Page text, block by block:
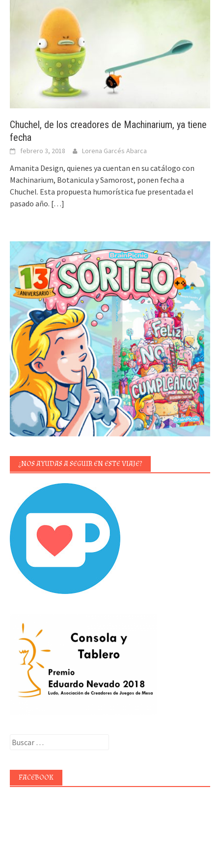
Chuchel, de los creadores de Machinarium, ya tiene
fecha
febrero 3, 2018 Lorena Garcés Abarca
Amanita Design, quienes ya cuentan en su catálogo con
Machinarium, Botanicula y Samorost, ponen fecha a
Chuchel. Esta propuesta humorística fue presentada el
pasado año. […]
¿NOS AYUDAS A SEGUIR EN ESTE VIAJE?
Buscar:
FACEBOOK